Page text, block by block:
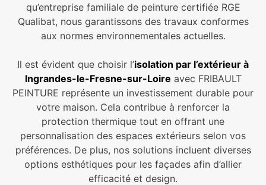
qu’entreprise familiale de peinture certifiée RGE
Qualibat, nous garantissons des travaux conformes
aux normes environnementales actuelles.
Il est évident que choisir l’isolation par l’extérieur à
Ingrandes-le-Fresne-sur-Loire avec FRIBAULT
PEINTURE représente un investissement durable pour
votre maison. Cela contribue à renforcer la
protection thermique tout en offrant une
personnalisation des espaces extérieurs selon vos
préférences. De plus, nos solutions incluent diverses
options esthétiques pour les façades afin d’allier
efficacité et design.